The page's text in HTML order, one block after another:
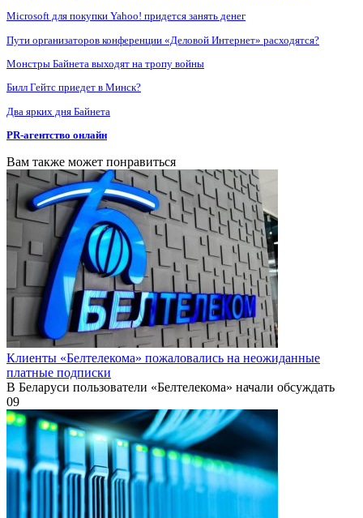
Microsoft для покупки Yahoo! придется занять денег
Пути организаторов конференции «Деловой Интернет» расходятся?
Монстры Байнета выходят на тропу войны
Билл Гейтс приедет в Минск?
Два ярких дня Байнета
PR-агентство онлайн
Вам также может понравиться
Клиенты «Белтелекома» пожаловались на неожиданные
платные подписки
В Беларуси пользователи «Белтелекома» начали обсуждать
09